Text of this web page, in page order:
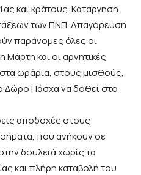
και κράτους. Κατάργηση
των ΠΝΠ. Απαγόρευση
παράνομες όλες οι
Μάρτη και οι αρνητικές
ωράρια, στους μισθούς,
Δώρο Πάσχα να δοθεί στο
αποδοχές στους
που ανήκουν σε
δουλειά χωρίς τα
και πλήρη καταβολή του